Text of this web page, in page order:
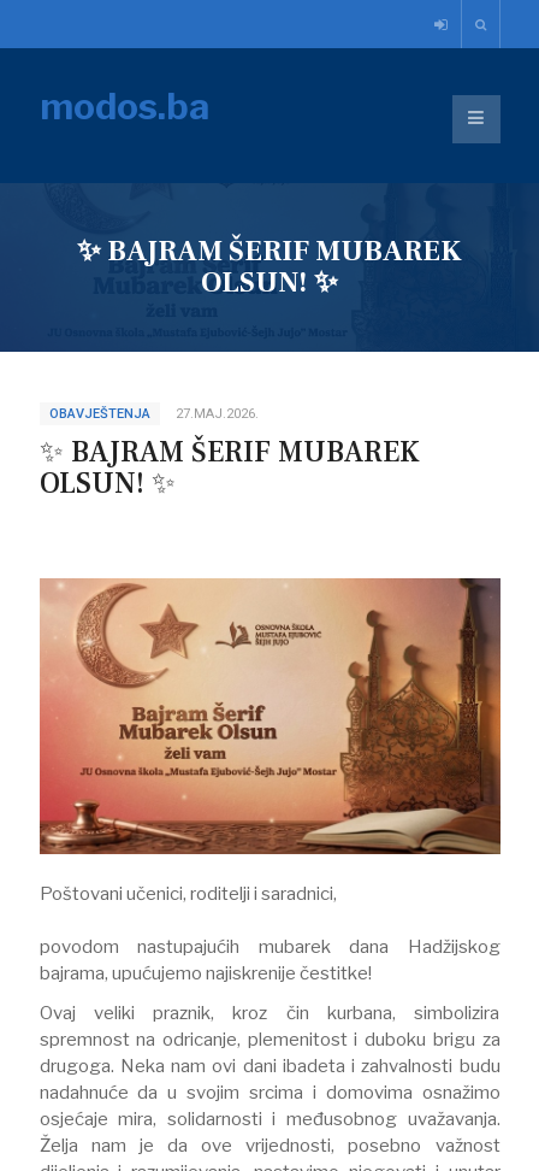
modos.ba
✨ BAJRAM ŠERIF MUBAREK
OLSUN! ✨
OBAVJEŠTENJA 27.MAJ.2026.
✨ BAJRAM ŠERIF MUBAREK
OLSUN! ✨
Poštovani učenici, roditelji i saradnici,
​povodom nastupajućih mubarek dana Hadžijskog
bajrama, upućujemo najiskrenije čestitke!
​Ovaj veliki praznik, kroz čin kurbana, simbolizira
spremnost na odricanje, plemenitost i duboku brigu za
drugoga. Neka nam ovi dani ibadeta i zahvalnosti budu
nadahnuće da u svojim srcima i domovima osnažimo
osjećaje mira, solidarnosti i međusobnog uvažavanja.
Želja nam je da ove vrijednosti, posebno važnost